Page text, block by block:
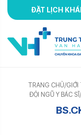
ĐẶT LỊCH
TRANG CHỦ/GIỚI
ĐỘI NGŨ Y BÁC SĨ /